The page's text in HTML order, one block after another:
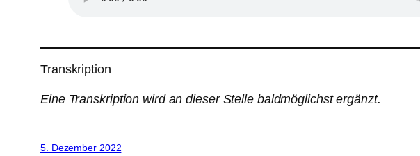
Transkription
Eine Transkription wird an dieser Stelle baldmöglichst ergänzt.
5. Dezember 2022